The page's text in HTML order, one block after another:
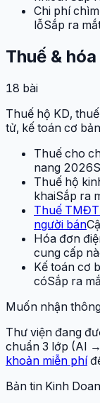
Chi phí
lỗSắp ra
Thuế &
18 bài
Thuế hộ KD,
tử, kế toán cơ
Thuế cho
nang 2026
Thuế hộ
khaiSắp ra
Thuế
người bán
Hóa đơn
cung cấp
Kế toán cơ
cóSắp ra
Muốn nhận
Thư viện đang
chuẩn 3 lớp (AI
khoản miễn phí
Bản tin Kinh